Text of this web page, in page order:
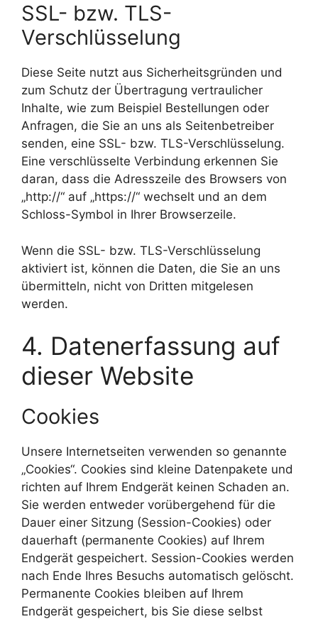
SSL- bzw. TLS-
Verschlüsselung
Diese Seite nutzt aus Sicherheitsgründen und
zum Schutz der Übertragung vertraulicher
Inhalte, wie zum Beispiel Bestellungen oder
Anfragen, die Sie an uns als Seitenbetreiber
senden, eine SSL- bzw. TLS-Verschlüsselung.
Eine verschlüsselte Verbindung erkennen Sie
daran, dass die Adresszeile des Browsers von
„http://“ auf „https://“ wechselt und an dem
Schloss-Symbol in Ihrer Browserzeile.
Wenn die SSL- bzw. TLS-Verschlüsselung
aktiviert ist, können die Daten, die Sie an uns
übermitteln, nicht von Dritten mitgelesen
werden.
4. Datenerfassung auf
dieser Website
Cookies
Unsere Internetseiten verwenden so genannte
„Cookies“. Cookies sind kleine Datenpakete und
richten auf Ihrem Endgerät keinen Schaden an.
Sie werden entweder vorübergehend für die
Dauer einer Sitzung (Session-Cookies) oder
dauerhaft (permanente Cookies) auf Ihrem
Endgerät gespeichert. Session-Cookies werden
nach Ende Ihres Besuchs automatisch gelöscht.
Permanente Cookies bleiben auf Ihrem
Endgerät gespeichert, bis Sie diese selbst